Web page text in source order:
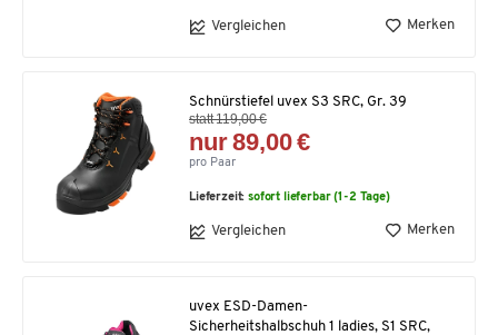
Vergleichen Merken
Schnürstiefel uvex S3 SRC, Gr. 39
statt 119,00 €
nur 89,00 €
pro Paar
Lieferzeit:sofort lieferbar (1-2 Tage)
Vergleichen Merken
uvex ESD-Damen-
Sicherheitshalbschuh 1 ladies, S1 SRC,